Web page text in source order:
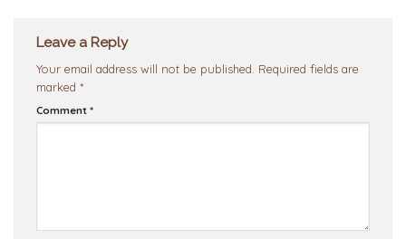
Leave a Reply
Your email address will not be published. Required fields are
marked *
Comment *